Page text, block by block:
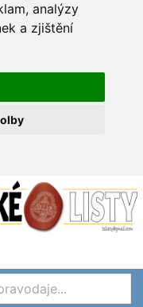
analýzy
a zjištění